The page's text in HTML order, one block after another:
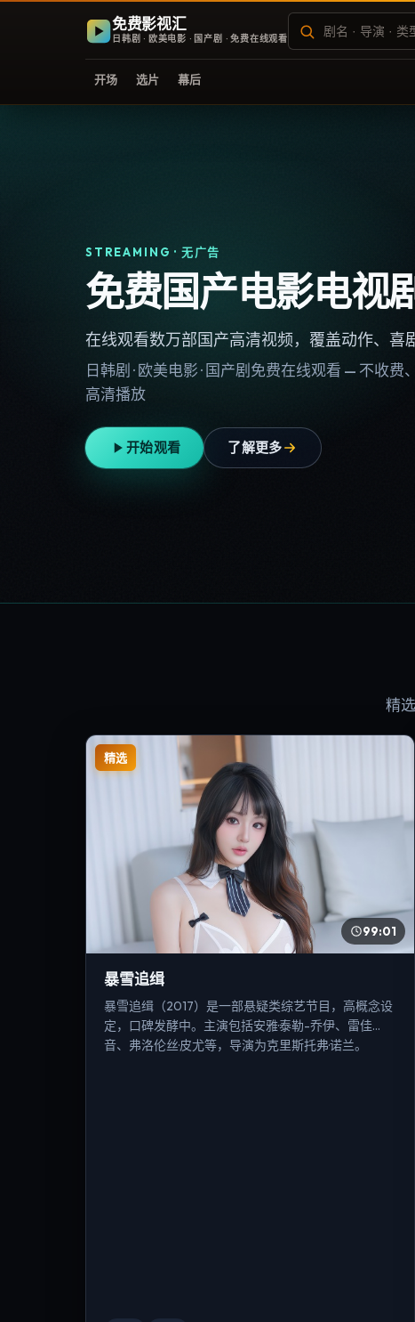
免费影视汇
日韩剧 · 欧美电影 · 国产剧 · 免费在线观看
开场 选片 幕后
STREAMING · 无广告
免费国产电影电视
在线观看数万部国产高清视频，覆盖动作、喜
日韩剧 · 欧美电影 · 国产剧免费在线观看 — 不收费
高清播放
开始观看 了解更多
精
精选
99:01
暴雪追缉
暴雪追缉（2017）是一部悬疑类综艺节目，高概念设
定，口碑发酵中。主演包括安雅·泰勒-乔伊、雷佳
音、弗洛伦丝·皮尤等，导演为克里斯托弗·诺兰。